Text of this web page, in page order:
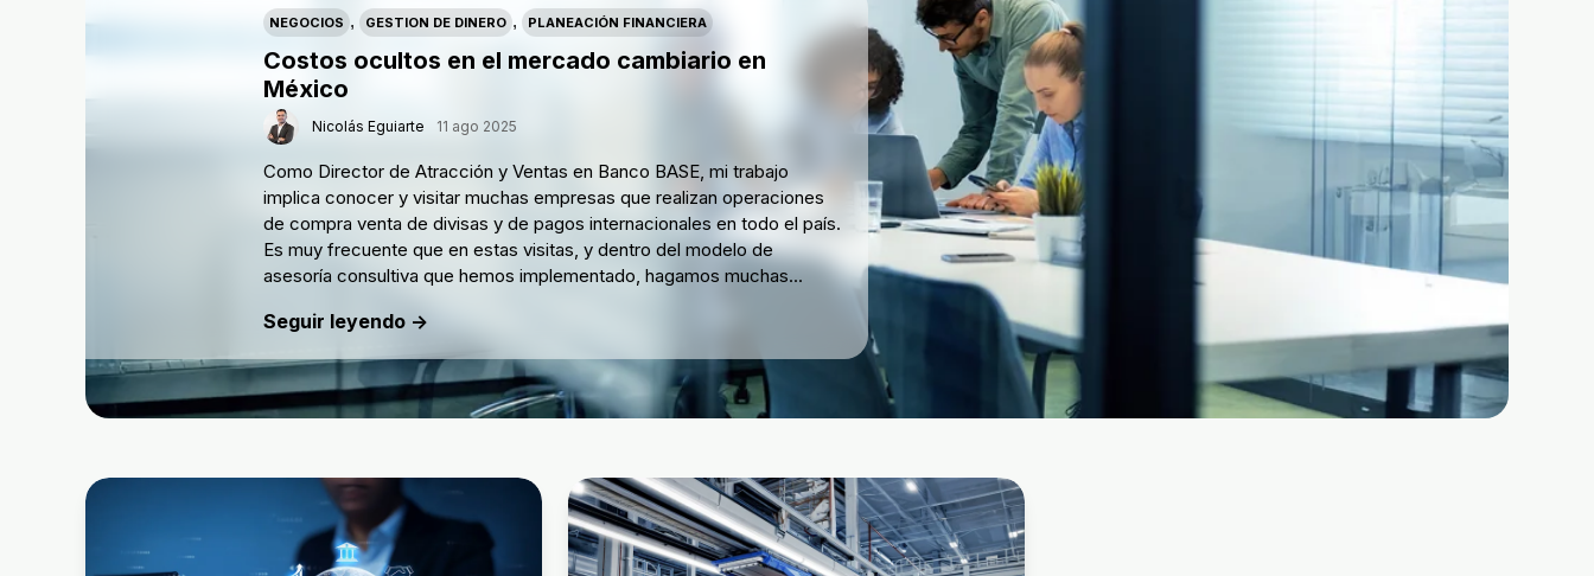
NEGOCIOS , GESTION DE DINERO , PLANEACIÓN FINANCIERA
Costos ocultos en el mercado cambiario en
México
Nicolás Eguiarte 11 ago 2025
Como Director de Atracción y Ventas en Banco BASE, mi trabajo
implica conocer y visitar muchas empresas que realizan operaciones
de compra venta de divisas y de pagos internacionales en todo el país.
Es muy frecuente que en estas visitas, y dentro del modelo de
asesoría consultiva que hemos implementado, hagamos muchas...
Seguir leyendo →